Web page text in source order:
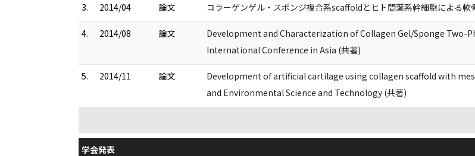
3. 2014/04 論文 コラーゲンゲル・スポンジ複合系scaffoldとヒト間葉系幹細胞による
4. 2014/08 論文
Development and Characterization of Collagen Gel/Sponge Two-
International Conference in Asia (共著)
5. 2014/11 論文
Development of artificial cartilage using collagen scaffold with
and Environmental Science and Technology (共著)
学会発表